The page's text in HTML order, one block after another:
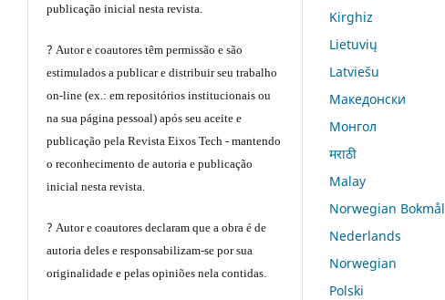
publicação inicial nesta revista.
?Autor e coautores têm permissão e são
estimulados a publicar e distribuir seu trabalho
on-line (ex.: em repositórios institucionais ou
na sua página pessoal) após seu aceite e
publicação pela Revista Eixos Tech - mantendo
o reconhecimento de autoria e publicação
inicial nesta revista.
?Autor e coautores declaram que a obra é de
autoria deles e responsabilizam-se por sua
originalidade e pelas opiniões nela contidas.
Kirghiz
Lietuvių
Latviešu
Македонски
Монгол
मराठी
Malay
Norwegian Bokmål
Nederlands
Norwegian
Polski